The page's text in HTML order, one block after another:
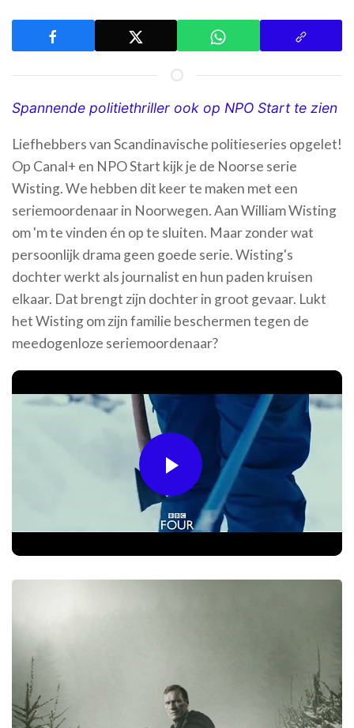
Spannende politiethriller ook op NPO Start te zien
Liefhebbers van Scandinavische politieseries opgelet!
Op Canal+ en NPO Start kijk je de Noorse serie
Wisting. We hebben dit keer te maken met een
seriemoordenaar in Noorwegen. Aan William Wisting
om 'm te vinden én op te sluiten. Maar zonder wat
persoonlijk drama geen goede serie. Wisting's
dochter werkt als journalist en hun paden kruisen
elkaar. Dat brengt zijn dochter in groot gevaar. Lukt
het Wisting om zijn familie beschermen tegen de
meedogenloze seriemoordenaar?
Play
Video